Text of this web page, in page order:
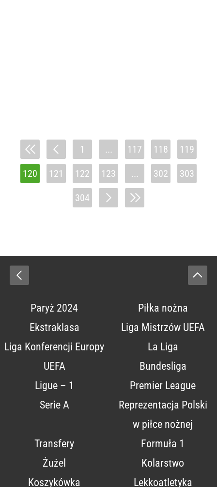
1 ... 117 118 119
120 121 122 123 ... 302 303
304
Paryż 2024
Piłka nożna
Ekstraklasa
Liga Mistrzów UEFA
Liga Konferencji Europy
UEFA
La Liga
Bundesliga
Ligue – 1
Premier League
Serie A
Reprezentacja Polski
w piłce nożnej
Transfery
Formuła 1
Żużel
Kolarstwo
Koszykówka
Lekkoatletyka